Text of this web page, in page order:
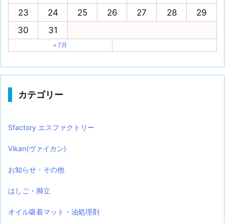
23
24 25 26 27 28
29
30
31
« 7月
カテゴリー
Sfactory エスファクトリー
Vikan(ヴァイカン)
お知らせ・その他
はしご・脚立
オイル吸着マット・油処理剤